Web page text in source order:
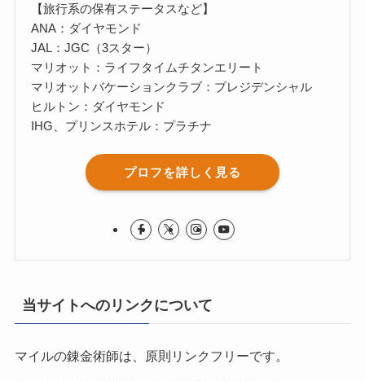
【旅行系の保有ステータスなど】
ANA：ダイヤモンド
JAL：JGC（3スター）
マリオット：ライフタイムチタンエリート
マリオットバケーションクラブ：プレジデンシャル
ヒルトン：ダイヤモンド
IHG、プリンスホテル：プラチナ
プロフを詳しく見る
当サイトへのリンクについて
マイルの錬金術師は、原則リンクフリーです。